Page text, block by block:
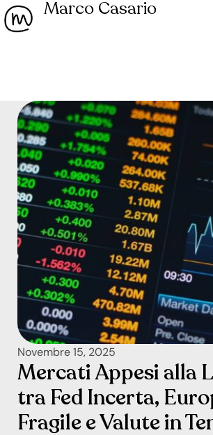
Marco Casario
Novembre 15, 2025
Mercati Appesi alla
tra Fed Incerta,
Fragile e Valute in